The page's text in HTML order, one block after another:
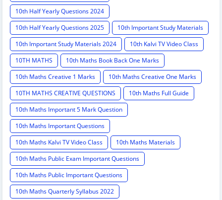
10th Half Yearly Questions 2024
10th Half Yearly Questions 2025
10th Important Study Materials
10th Important Study Materials 2024
10th Kalvi TV Video Class
10TH MATHS
10th Maths Book Back One Marks
10th Maths Creative 1 Marks
10th Maths Creative One Marks
10TH MATHS CREATIVE QUESTIONS
10th Maths Full Guide
10th Maths Important 5 Mark Question
10th Maths Important Questions
10th Maths Kalvi TV Video Class
10th Maths Materials
10th Maths Public Exam Important Questions
10th Maths Public Important Questions
10th Maths Quarterly Syllabus 2022